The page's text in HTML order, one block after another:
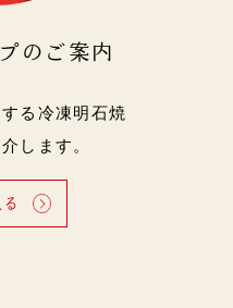
のご案内
る冷凍明石焼
します。